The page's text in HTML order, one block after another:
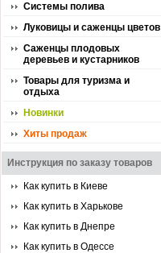
Системы полива
Луковицы и саженцы цветов
Саженцы плодовых
деревьев и кустарников
Товары для туризма и
отдыха
Новинки
Хиты продаж
Инструкция по заказу товаров
Как купить в Киеве
Как купить в Харькове
Как купить в Днепре
Как купить в Одессе